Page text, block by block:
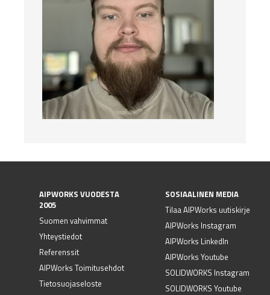
AIPWORKS VUODESTA
2005
Suomen vahvimmat
Yhteystiedot
Referenssit
AIPWorks Toimitusehdot
Tietosuojaseloste
SOSIAALINEN MEDIA
Tilaa AIPWorks uutiskirje
AIPWorks Instagram
AIPWorks LinkedIn
AIPWorks Youtube
SOLIDWORKS Instagram
SOLIDWORKS Youtube